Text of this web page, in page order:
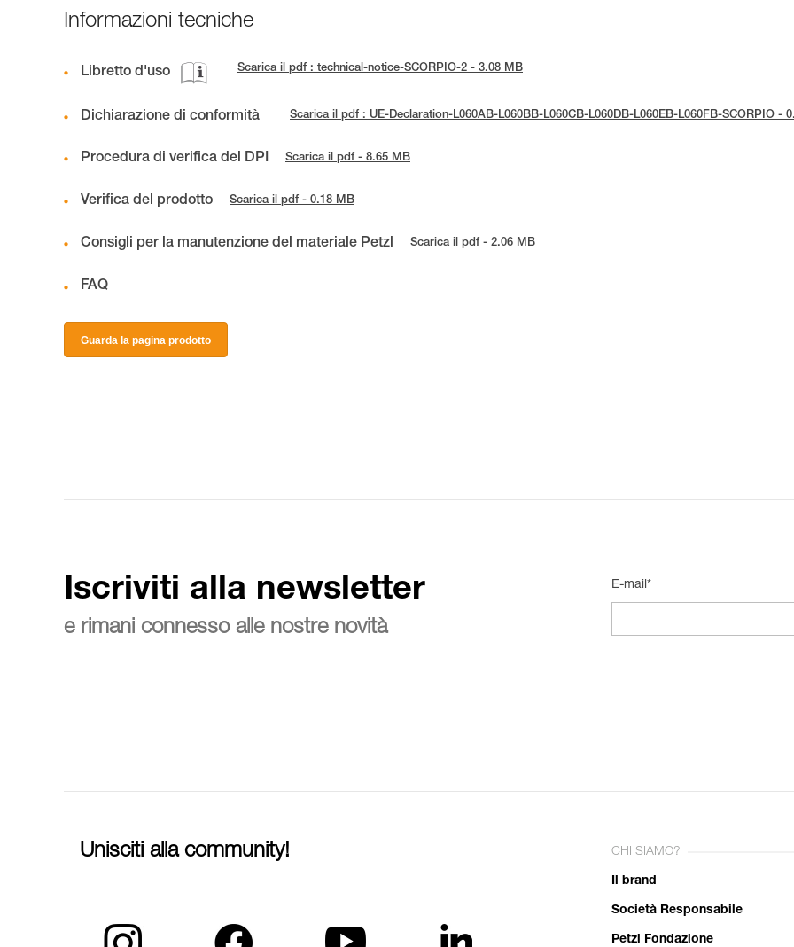
Informazioni tecniche
Libretto d'uso Scarica il pdf : technical-notice-SCORPIO-2 - 3.08 MB
Dichiarazione di conformità Scarica il pdf : UE-Declaration-L060AB-L060BB-L060CB-L060DB-L060EB-L060FB-SCORPIO -
Procedura di verifica del DPI Scarica il pdf - 8.65 MB
Verifica del prodotto Scarica il pdf - 0.18 MB
Consigli per la manutenzione del materiale Petzl Scarica il pdf - 2.06 MB
FAQ
Guarda la pagina prodotto
Iscriviti alla newsletter
e rimani connesso alle nostre novità
E-mail*
Unisciti alla community! CHI SIAMO?
Il brand
Società Responsabile
Petzl Fondazione